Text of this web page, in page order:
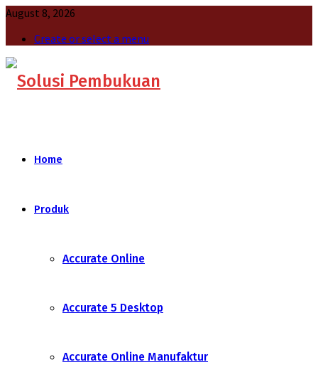
August 8, 2026
Create or select a menu
Home
Produk
Accurate Online
Accurate 5 Desktop
Accurate Online Manufaktur